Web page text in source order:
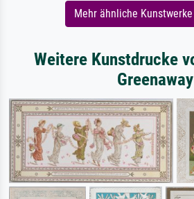
Mehr ähnliche
Weitere Kunstdrucke
Greenaway